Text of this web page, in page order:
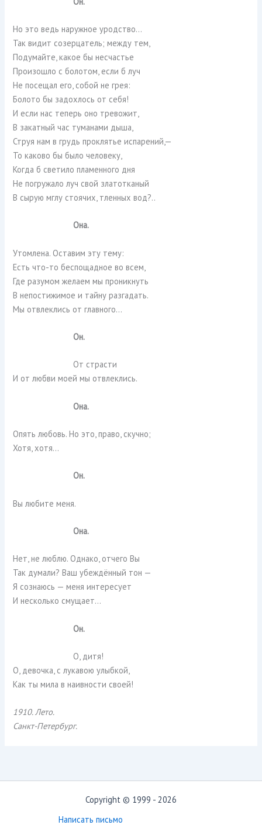
Но это ведь наружное уродство…
Так видит созерцатель; между тем,
Подумайте, какое бы несчастье
Произошло с болотом, если б луч
Не посещал его, собой не грея:
Болото бы задохлось от себя!
И если нас теперь оно тревожит,
В закатный час туманами дыша,
Струя нам в грудь проклятье испарений,—
То каково бы было человеку,
Когда б светило пламенного дня
Не погружало луч свой златотканый
В сырую мглу стоячих, тленных вод?..
Она.
Утомлена. Оставим эту тему:
Есть что-то беспощадное во всем,
Где разумом желаем мы проникнуть
В непостижимое и тайну разгадать.
Мы отвлеклись от главного…
Он.
От страсти
И от любви моей мы отвлеклись.
Она.
Опять любовь. Но это, право, скучно;
Хотя, хотя…
Он.
Вы любите меня.
Она.
Нет, не люблю. Однако, отчего Вы
Так думали? Ваш убеждённый тон —
Я сознаюсь — меня интересует
И несколько смущает…
Он.
О, дитя!
О, девочка, с лукавою улыбкой,
Как ты мила в наивности своей!
1910. Лето.
Санкт-Петербург.
Copyright © 1999 - 2026
Написать письмо